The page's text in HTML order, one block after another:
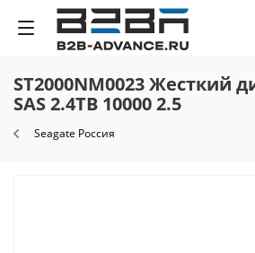
ST2000NM0023 Жесткий
SAS 2.4TB 10000 2.5
Seagate Россия